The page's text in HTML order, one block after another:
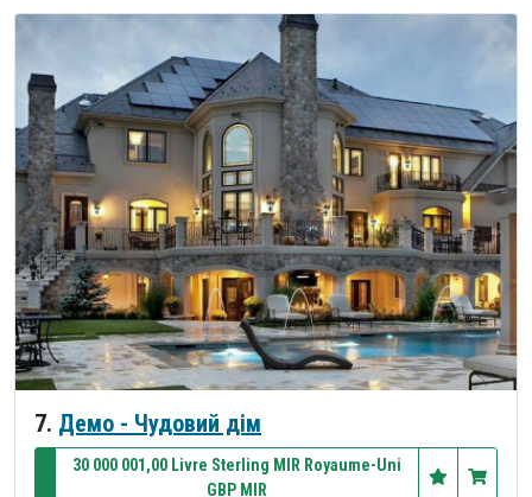
7. Демо - Чудовий дім
30 000 001,00 Livre Sterling MIR Royaume-Uni
GBP MIR